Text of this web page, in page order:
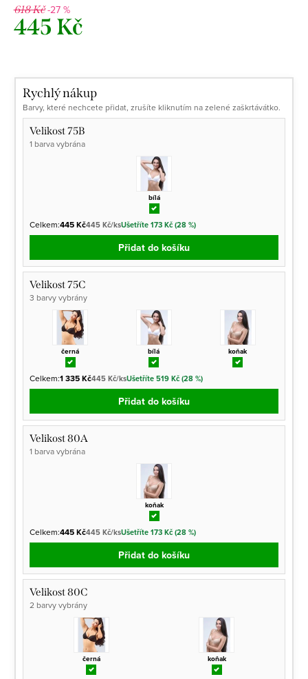
618 Kč-27 %
445 Kč
Rychlý nákup
Barvy, které nechcete přidat, zrušíte kliknutím na zelené zaškrtávátko.
Velikost 75B
1 barva vybrána
bílá
Celkem:445 Kč445 Kč/ksUšetříte 173 Kč (28 %)
Přidat do košíku
Velikost 75C
3 barvy vybrány
černá bílá koňak
Celkem:1 335 Kč445 Kč/ksUšetříte 519 Kč (28 %)
Přidat do košíku
Velikost 80A
1 barva vybrána
koňak
Celkem:445 Kč445 Kč/ksUšetříte 173 Kč (28 %)
Přidat do košíku
Velikost 80C
2 barvy vybrány
černá koňak